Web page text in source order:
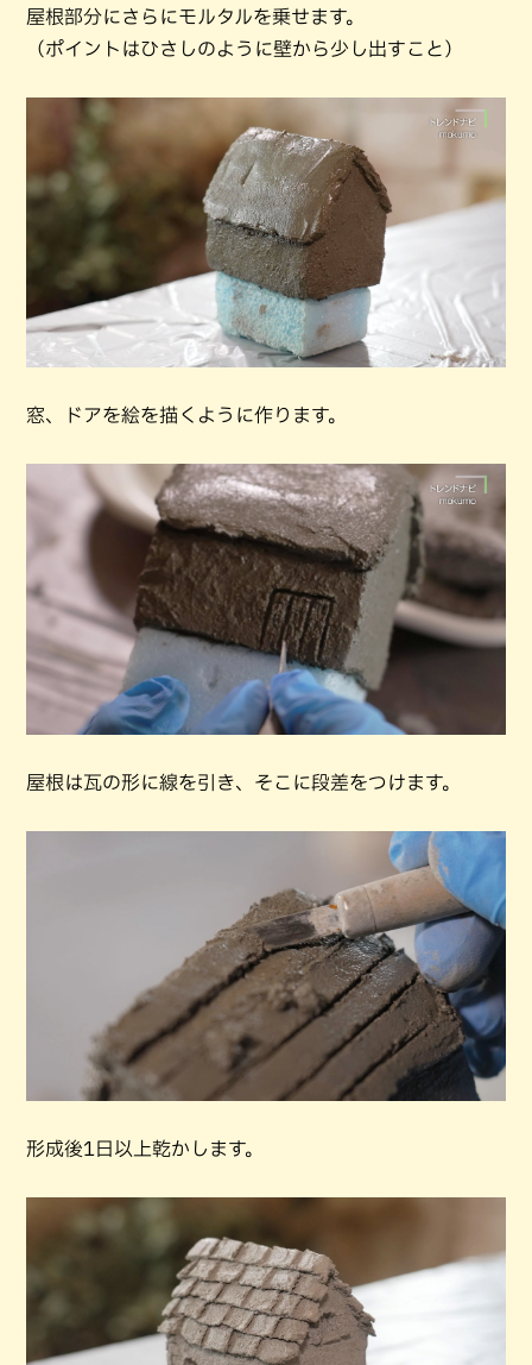
屋根部分にさらにモルタルを乗せます。
（ポイントはひさしのように壁から少し出すこと）
窓、ドアを絵を描くように作ります。
屋根は瓦の形に線を引き、そこに段差をつけます。
形成後1日以上乾かします。